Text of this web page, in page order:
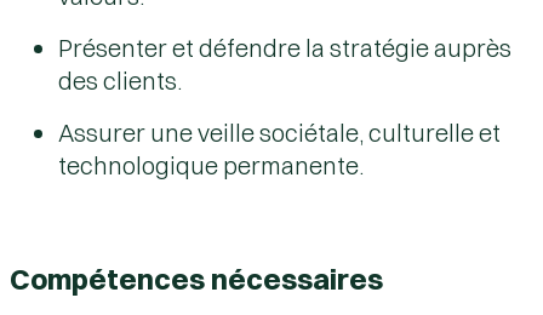
Présenter et défendre la stratégie auprès
des clients.
Assurer uneveille sociétale, culturelle et
technologique permanente.
Compétences nécessaires